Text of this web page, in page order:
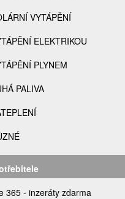
VYTÁPĚNÍ
ELEKTRIKOU
PLYNEM
PALIVA
365 - inzeráty zdarma